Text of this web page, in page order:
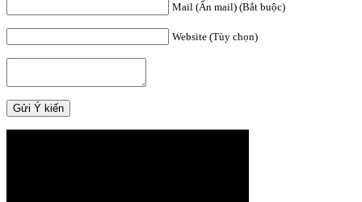
Mail (Ẩn mail) (Bắt buộc)
Website (Tùy chọn)